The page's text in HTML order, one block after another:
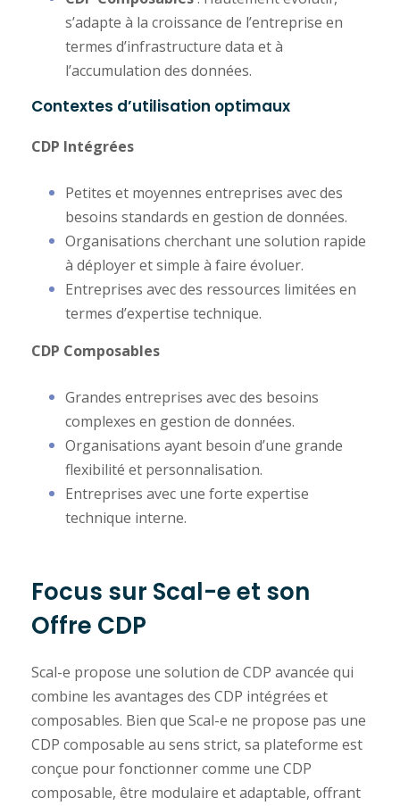
s’adapte à la croissance de l’entreprise en
termes d’infrastructure data et à
l’accumulation des données.
Contextes d’utilisation optimaux
CDP Intégrées
Petites et moyennes entreprises avec des
besoins standards en gestion de données.
Organisations cherchant une solution rapide
à déployer et simple à faire évoluer.
Entreprises avec des ressources limitées en
termes d’expertise technique.
CDP Composables
Grandes entreprises avec des besoins
complexes en gestion de données.
Organisations ayant besoin d’une grande
flexibilité et personnalisation.
Entreprises avec une forte expertise
technique interne.
Focus sur Scal-e et son
Offre CDP
Scal-e propose une solution de CDP avancée qui
combine les avantages des CDP intégrées et
composables. Bien que Scal-e ne propose pas une
CDP composable au sens strict, sa plateforme est
conçue pour fonctionner comme une CDP
composable, être modulaire et adaptable, offrant